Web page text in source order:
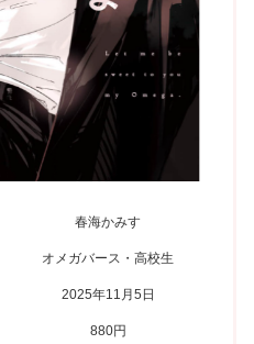
春海かみす
オメガバース・高校生
2025年11月5日
880円